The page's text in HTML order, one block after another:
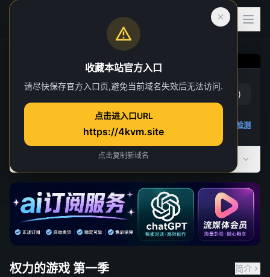
权力的游戏 第一季
第 1 集
赞 (47) 踩 )
播放检测
权力的游戏 第一季
简介
收藏本站官方入口
请尽快保存官方入口页,避免当前域名失效后无法访问.
点击进入口URL
https://4kvm.site
点击复制新域名